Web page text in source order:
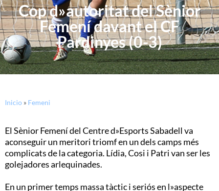
Cop d»autoritat del Sènior
Femení davant el CF
Pardinyes (0-3)
Inicio » Femeni
El Sènior Femení del Centre d»Esports Sabadell va
aconseguir un meritori triomf en un dels camps més
complicats de la categoria. Lídia, Cosi i Patri van ser les
golejadores arlequinades.
En un primer temps massa tàctic i seriós en l»aspecte